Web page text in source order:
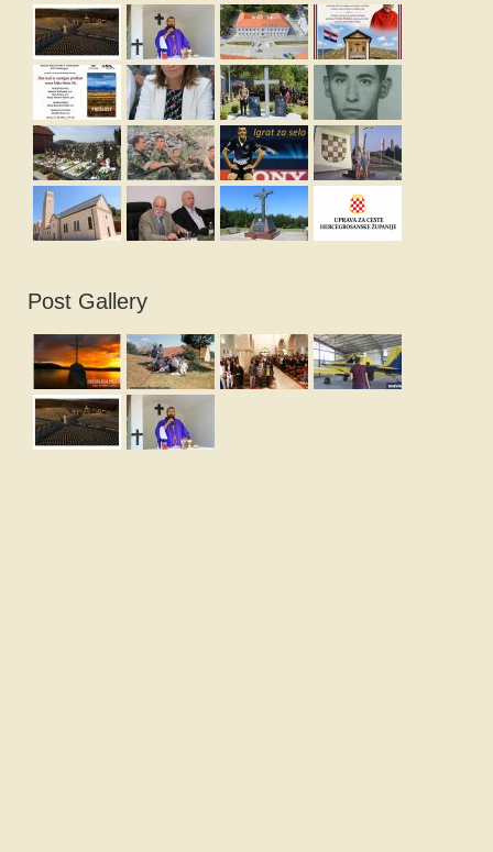
Post Gallery